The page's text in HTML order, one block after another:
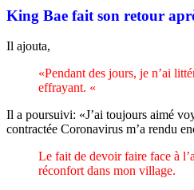
King Bae fait son retour
Il ajouta,
«Pendant des jours, je n’ai
effrayant. «
Il a poursuivi: «J’ai toujours aimé
contractée Coronavirus m’a rendu
Le fait de devoir faire face à
réconfort dans mon village.